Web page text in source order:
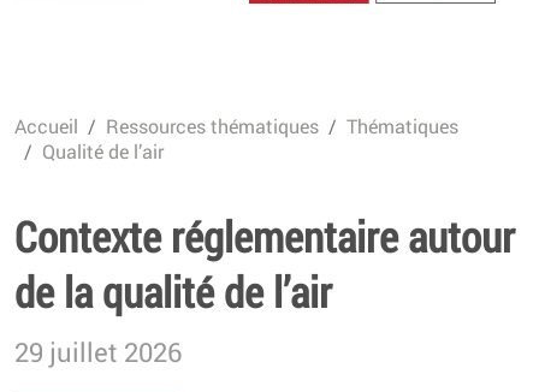
Accueil Ressources thématiques
Thématiques
Qualité de l’air
Contexte réglementaire autour
de la qualité de l’air
29 juillet 2026